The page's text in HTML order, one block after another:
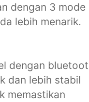
dengan 3 mode
lebih menarik.
dengan
dan lebih stabil
memastikan